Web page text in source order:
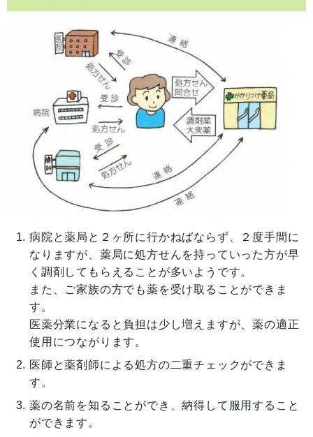
病院と薬局と２ヶ所に行かねばならず、２度手間に
なりますが、薬局に処方せんを持っていった方が早
く調剤してもらえることが多いようです。
また、ご家族の方でも薬を受け取ることができま
す。
医薬分業になると負担は少し増えますが、薬の適正
使用につながります。
医師と薬剤師による処方の二重チェックができま
す。
薬の名前を知ることができ、納得して服用すること
ができます。